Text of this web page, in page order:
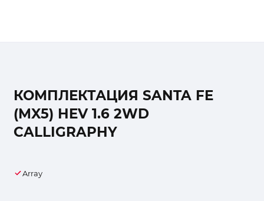
КОМПЛЕКТАЦИЯ SANTA FE
(MX5) HEV 1.6 2WD
CALLIGRAPHY
Array